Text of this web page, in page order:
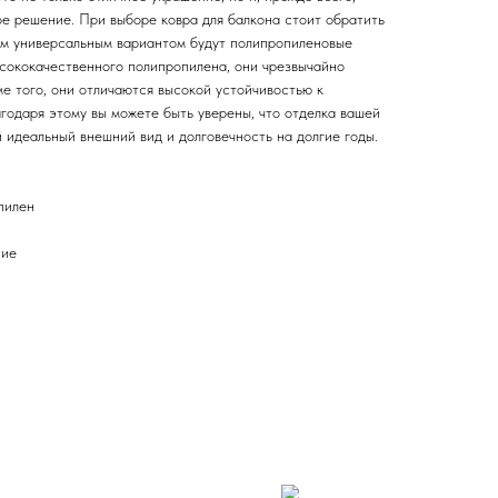
решение. При выборе ковра для балкона стоит обратить
вариантом будут полипропиленовые
полипропилена, они чрезвычайно
того, они отличаются высокой устойчивостью к
этому вы можете быть уверены, что отделка вашей
внешний вид и долговечность на долгие годы.